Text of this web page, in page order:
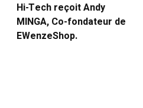
Hi-Tech reçoit Andy
MINGA, Co-fondateur de
EWenzeShop.